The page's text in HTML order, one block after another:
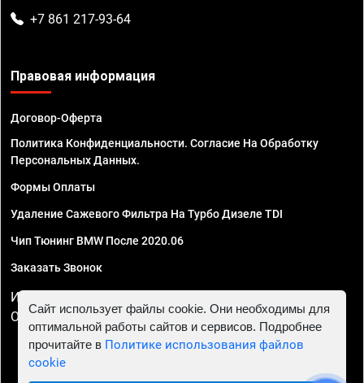
+7 861 217-93-64
Правовая информация
Договор-Оферта
Политика Конфиденциальности. Согласие На Обработку
Персональных Данных.
Формы Оплаты
Удаление Сажевого Фильтра На Турбо Дизеле TDI
Чип Тюнинг BMW После 2020.06
Заказать Звонок
ИП Смирнов Георгий Павлович. ИНН 781302555843,
ОГРНИП 324470400032610
Сайт использует файлы cookie. Они необходимы для
оптимальной работы сайтов и сервисов. Подробнее
прочитайте в Политике использования файлов
cookie